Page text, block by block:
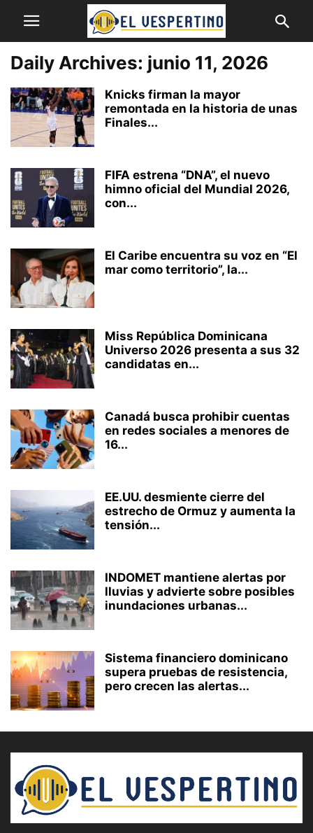
Daily Archives: junio 11, 2026
Knicks firman la mayor
remontada en la historia de unas
Finales...
FIFA estrena “DNA”, el nuevo
himno oficial del Mundial 2026,
con...
El Caribe encuentra su voz en “El
mar como territorio”, la...
Miss República Dominicana
Universo 2026 presenta a sus 32
candidatas en...
Canadá busca prohibir cuentas
en redes sociales a menores de
16...
EE.UU. desmiente cierre del
estrecho de Ormuz y aumenta la
tensión...
INDOMET mantiene alertas por
lluvias y advierte sobre posibles
inundaciones urbanas...
Sistema financiero dominicano
supera pruebas de resistencia,
pero crecen las alertas...